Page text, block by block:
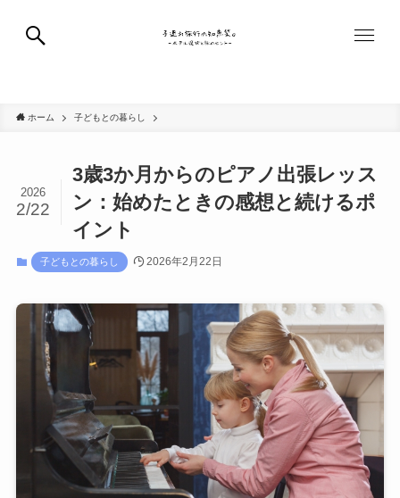
ホーム 子どもとの暮らし
3歳3か月からのピアノ出張レッス
ン：始めたときの感想と続けるポ
イント
2026
2/22
子どもとの暮らし 2026年2月22日